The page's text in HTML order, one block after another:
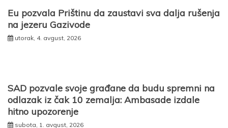
Eu pozvala Prištinu da zaustavi sva dalja rušenja
na jezeru Gazivode
utorak, 4. avgust, 2026
SAD pozvale svoje građane da budu spremni na
odlazak iz čak 10 zemalja: Ambasade izdale
hitno upozorenje
subota, 1. avgust, 2026